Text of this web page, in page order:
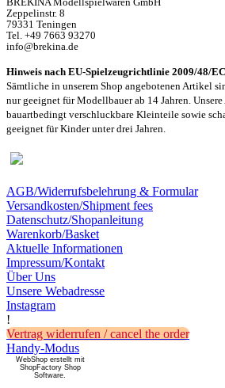
Zeppelinstr. 8
79331 Teningen
Tel. +49 7663 93270
info@brekina.de
Hinweis nach EU-Spielzeugrichtlinie 2009/48/
Sämtliche in unserem Shop angebotenen Artikel
nur geeignet für Modellbauer ab 14 Jahren.
bauartbedingt verschluckbare Kleinteile sowie
geeignet für Kinder unter drei Jahren.
AGB/Widerrufsbelehrung & Formular
Versandkosten/Shipment fees
Datenschutz/Shopanleitung
Warenkorb/Basket
Aktuelle Informationen
Impressum/Kontakt
Über Uns
Unsere Webadresse
Instagram
!
Vertrag widerrufen / cancel the order
Handy-Modus
WebShop erstellt mit
ShopFactory Shop
Software.